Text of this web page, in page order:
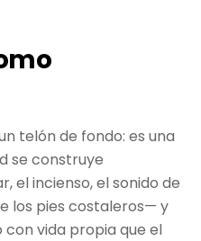
telón de fondo: es una
se construye
el incienso, el sonido de
los pies costaleros— y
vida propia que el